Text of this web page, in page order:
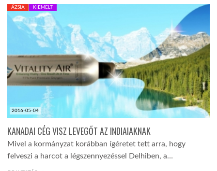
KÖZEL-KELET
AUSZTRÁLIA
A VILÁG ITTHON
2016-05-04
ÁZSIA KIEMELT
KANADAI CÉG VISZ LEVEGŐT AZ INDIAIAKNAK
Mivel a kormányzat korábban ígéretet tett arra, hogy
felveszi a harcot a légszennyezéssel Delhiben, a…